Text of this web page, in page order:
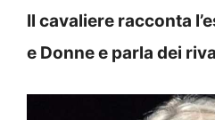
Il cavaliere racconta
e Donne e parla dei